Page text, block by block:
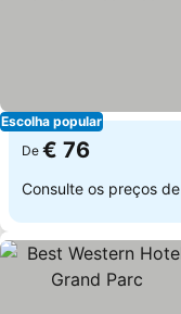
Escolha popular
De € 76
Consulte os preços de